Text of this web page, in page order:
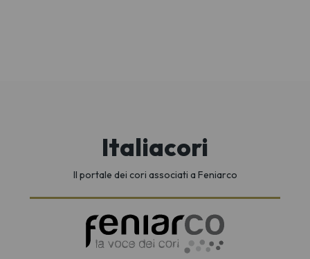
Italiacori
Il portale dei cori associati a Feniarco